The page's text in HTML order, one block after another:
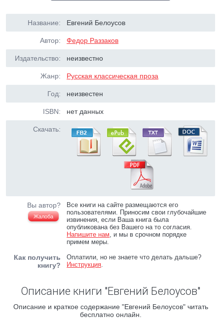
Название: Евгений Белоусов
Автор: Федор Раззаков
Издательство: неизвестно
Жанр: Русская классическая проза
Год: неизвестен
ISBN: нет данных
Скачать:
Вы автор?
Жалоба
Все книги на сайте размещаются его
пользователями. Приносим свои глубочайшие
извинения, если Ваша книга была
опубликована без Вашего на то согласия.
Напишите нам, и мы в срочном порядке
примем меры.
Как получить
книгу?
Оплатили, но не знаете что делать дальше?
Инструкция.
Описание книги "Евгений Белоусов"
Описание и краткое содержание "Евгений Белоусов" читать
бесплатно онлайн.